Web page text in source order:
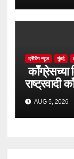
ट्रेंडिंग न्यूज मुंबई
काँग्रेसच्या
AUG 5, 2026